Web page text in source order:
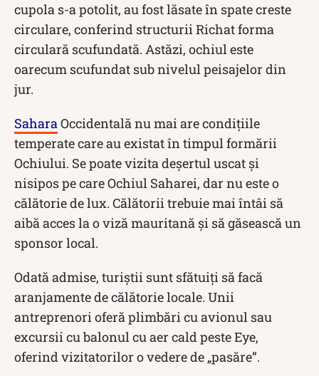
cupola s-a potolit, au fost lăsate în spate creste
circulare, conferind structurii Richat forma
circulară scufundată. Astăzi, ochiul este
oarecum scufundat sub nivelul peisajelor din
jur.
Sahara Occidentală nu mai are condițiile
temperate care au existat în timpul formării
Ochiului. Se poate vizita deșertul uscat și
nisipos pe care Ochiul Saharei, dar nu este o
călătorie de lux. Călătorii trebuie mai întâi să
aibă acces la o viză mauritană și să găsească un
sponsor local.
Odată admise, turiștii sunt sfătuiți să facă
aranjamente de călătorie locale. Unii
antreprenori oferă plimbări cu avionul sau
excursii cu balonul cu aer cald peste Eye,
oferind vizitatorilor o vedere de „pasăre”.